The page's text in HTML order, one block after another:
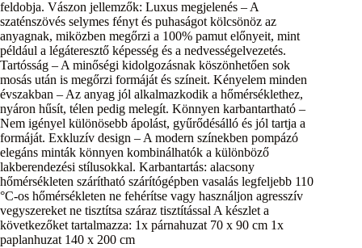
feldobja. Vászon jellemzők: Luxus megjelenés – A
szaténszövés selymes fényt és puhaságot kölcsönöz az
anyagnak, miközben megőrzi a 100% pamut előnyeit, mint
például a légáteresztő képesség és a nedvességelvezetés.
Tartósság – A minőségi kidolgozásnak köszönhetően sok
mosás után is megőrzi formáját és színeit. Kényelem minden
évszakban – Az anyag jól alkalmazkodik a hőmérséklethez,
nyáron hűsít, télen pedig melegít. Könnyen karbantartható –
Nem igényel különösebb ápolást, gyűrődésálló és jól tartja a
formáját. Exkluzív design – A modern színekben pompázó
elegáns minták könnyen kombinálhatók a különböző
lakberendezési stílusokkal. Karbantartás: alacsony
hőmérsékleten szárítható szárítógépben vasalás legfeljebb 110
°C-os hőmérsékleten ne fehérítse vagy használjon agresszív
vegyszereket ne tisztítsa száraz tisztítással A készlet a
következőket tartalmazza: 1x párnahuzat 70 x 90 cm 1x
paplanhuzat 140 x 200 cm